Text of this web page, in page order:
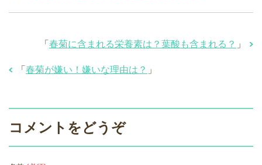
「 春菊に含まれる栄養素は？葉酸も含まれる？ 」
「 春菊が嫌い！嫌いな理由は？ 」
コメントをどうぞ